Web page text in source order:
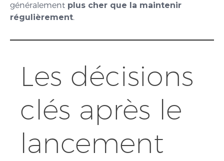
généralement plus cher que la maintenir
régulièrement.
Les décisions
clés après le
lancement